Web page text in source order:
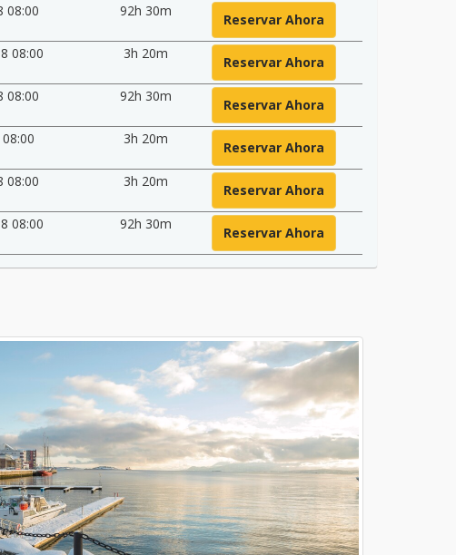
08:00 92h 30m
Reservar Ahora
08:00 3h 20m
Reservar Ahora
08:00 92h 30m
Reservar Ahora
3h 20m
Reservar Ahora
08:00 3h 20m
Reservar Ahora
08:00 92h 30m
Reservar Ahora